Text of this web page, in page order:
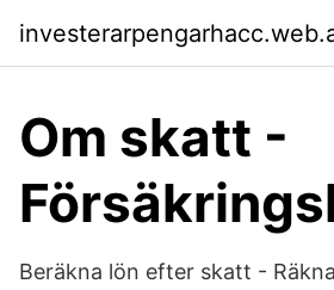
Om skatt -
Beräkna lön efter skatt -